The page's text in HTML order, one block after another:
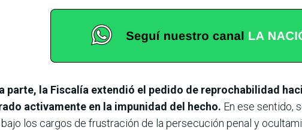
parte, la Fiscalía extendió el pedido de reprochabilidad
activamente en la impunidad del hecho. En ese sentido,
los cargos de frustración de la persecución penal y